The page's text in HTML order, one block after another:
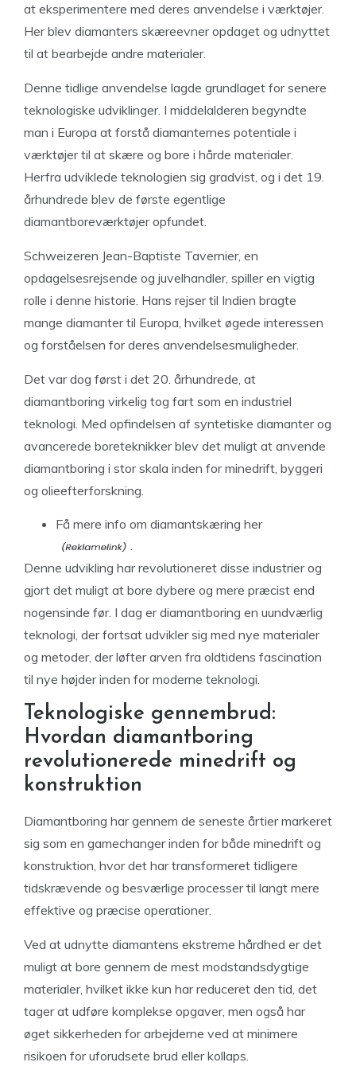
at eksperimentere med deres anvendelse i værktøjer.
Her blev diamanters skæreevner opdaget og udnyttet
til at bearbejde andre materialer.
Denne tidlige anvendelse lagde grundlaget for senere
teknologiske udviklinger. I middelalderen begyndte
man i Europa at forstå diamanternes potentiale i
værktøjer til at skære og bore i hårde materialer.
Herfra udviklede teknologien sig gradvist, og i det 19.
århundrede blev de første egentlige
diamantboreværktøjer opfundet.
Schweizeren Jean-Baptiste Tavernier, en
opdagelsesrejsende og juvelhandler, spiller en vigtig
rolle i denne historie. Hans rejser til Indien bragte
mange diamanter til Europa, hvilket øgede interessen
og forståelsen for deres anvendelsesmuligheder.
Det var dog først i det 20. århundrede, at
diamantboring virkelig tog fart som en industriel
teknologi. Med opfindelsen af syntetiske diamanter og
avancerede boreteknikker blev det muligt at anvende
diamantboring i stor skala inden for minedrift, byggeri
og olieefterforskning.
Få mere info om diamantskæring her
.
Denne udvikling har revolutioneret disse industrier og
gjort det muligt at bore dybere og mere præcist end
nogensinde før. I dag er diamantboring en uundværlig
teknologi, der fortsat udvikler sig med nye materialer
og metoder, der løfter arven fra oldtidens fascination
til nye højder inden for moderne teknologi.
Teknologiske gennembrud:
Hvordan diamantboring
revolutionerede minedrift og
konstruktion
Diamantboring har gennem de seneste årtier markeret
sig som en gamechanger inden for både minedrift og
konstruktion, hvor det har transformeret tidligere
tidskrævende og besværlige processer til langt mere
effektive og præcise operationer.
Ved at udnytte diamantens ekstreme hårdhed er det
muligt at bore gennem de mest modstandsdygtige
materialer, hvilket ikke kun har reduceret den tid, det
tager at udføre komplekse opgaver, men også har
øget sikkerheden for arbejderne ved at minimere
risikoen for uforudsete brud eller kollaps.